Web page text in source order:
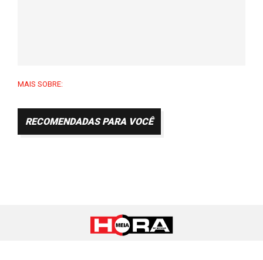
MAIS SOBRE:
RECOMENDADAS PARA VOCÊ